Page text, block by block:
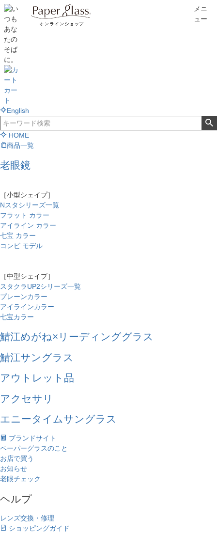
メニ
ュー
カー
ト
English
HOME
商品一覧
老眼鏡
［小型シェイプ］
Nスタシリーズ一覧
フラット カラー
アイライン カラー
七宝 カラー
コンビ モデル
［中型シェイプ］
スタクラUP2シリーズ一覧
プレーンカラー
アイラインカラー
七宝カラー
鯖江めがね×リーディンググラス
鯖江サングラス
アウトレット品
アクセサリ
エニータイムサングラス
ブランドサイト
ペーパーグラスのこと
お店で買う
お知らせ
老眼チェック
ヘルプ
レンズ交換・修理
ショッピングガイド